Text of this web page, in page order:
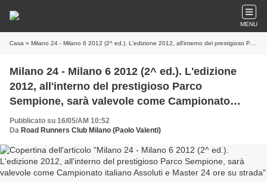
MENU
Casa » Milano 24 - Milano 6 2012 (2^ ed.). L'edizione 2012, all'interno del prestigioso Parco Sempione, sarà valevole come Campionato italiano Assoluti e Master 24 ore su strada
Milano 24 - Milano 6 2012 (2^ ed.). L'edizione
2012, all'interno del prestigioso Parco
Sempione, sarà valevole come Campionato
italiano Assoluti e Master 24 ore su strada
Pubblicato su 16/05/AM 10:52
Da Road Runners Club Milano (Paolo Valenti)